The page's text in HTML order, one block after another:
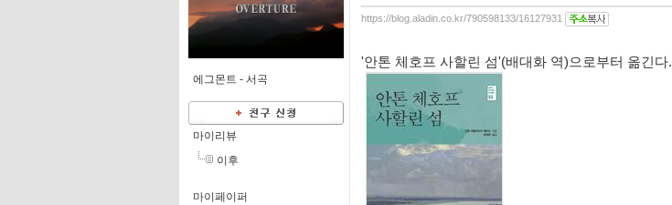
에그몬트 - 서곡
마이리뷰
이후
마이페이퍼
https://blog.aladin.co.kr/790598133/16127931
'안톤 체호프 사할린 섬'(배대화 역)으로부터 옮긴다.